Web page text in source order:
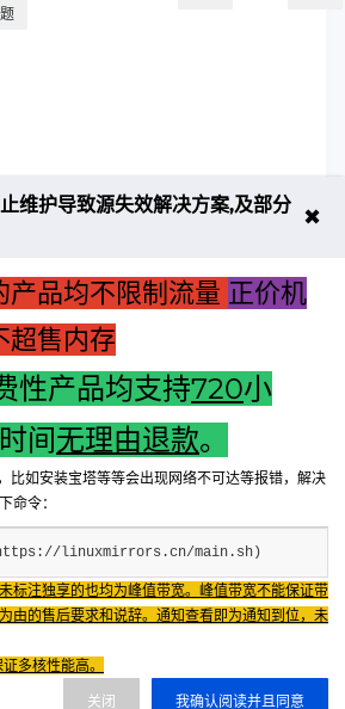
最佳选择：游戏主机硬盘内存条大小解
电视机：完全可行，打造家庭娱乐新体
讯科技旗下云平台，相关服务主体：
电信股份有限公司荣昌分公司 提供网络服务 |
技有限公司|酷盾 提供CDN服务
ICP备2024034038号-1
公网安备50022602000851号
维护导致源失效解决方案,及部分 ✖
产品均不限制流量 正价机
超售内存
性产品均支持720小
间无理由退款。
比如安装宝塔等等会出现网络不可达等报错，解决
命令：
linuxmirrors.cn/main.sh)
标注独享的也均为峰值带宽。峰值带宽不能保证带
由的售后要求和说辞。通知查看即为通知到位，未
多核性能高。
我确认阅读并且同意
关闭